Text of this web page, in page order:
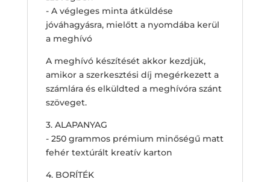
- A végleges minta átküldése
jóváhagyásra, mielőtt a nyomdába kerül
a meghívó
A meghívó készítését akkor kezdjük,
amikor a szerkesztési díj megérkezett a
számlára és elküldted a meghívóra szánt
szöveget.
3. ALAPANYAG
- 250 grammos prémium minőségű matt
fehér textúrált kreatív karton
4. BORÍTÉK